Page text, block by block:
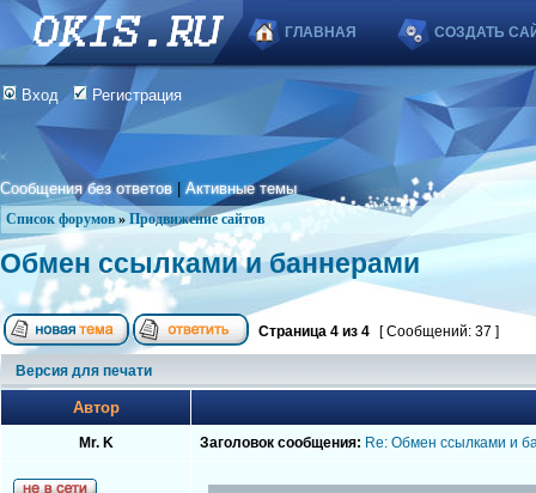
ГЛАВНАЯ СОЗДАТЬ
Вход Регистрация
Сообщения без ответов |Активные темы
Список форумов » Продвижение сайтов
Обмен ссылками и баннерами
Страница 4 из 4 [ Сообщений: 37 ]
Версия для печати
Автор
Mr. K Заголовок сообщения: Re: Обмен ссылками и